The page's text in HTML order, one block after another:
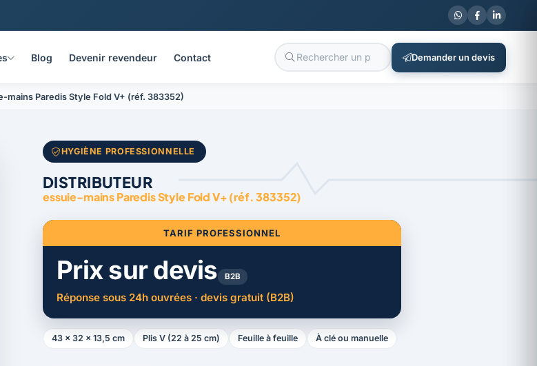
Blog Devenir revendeur Contact Demander un devis
mains Paredis Style Fold V+ (réf. 383352)
HYGIÈNE PROFESSIONNELLE
DISTRIBUTEUR
essuie-mains Paredis Style Fold V+ (réf. 383352)
TARIF PROFESSIONNEL
Prix sur devis B2B
Réponse sous 24h ouvrées · devis gratuit (B2B)
43 × 32 × 13,5 cm Plis V (22 à 25 cm) Feuille à feuille À clé ou manuelle